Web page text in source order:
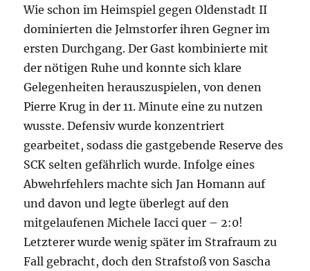
Wie schon im Heimspiel gegen Oldenstadt II
dominierten die Jelmstorfer ihren Gegner im
ersten Durchgang. Der Gast kombinierte mit
der nötigen Ruhe und konnte sich klare
Gelegenheiten herauszuspielen, von denen
Pierre Krug in der 11. Minute eine zu nutzen
wusste. Defensiv wurde konzentriert
gearbeitet, sodass die gastgebende Reserve des
SCK selten gefährlich wurde. Infolge eines
Abwehrfehlers machte sich Jan Homann auf
und davon und legte überlegt auf den
mitgelaufenen Michele Iacci quer – 2:0!
Letzterer wurde wenig später im Strafraum zu
Fall gebracht, doch den Strafstoß von Sascha